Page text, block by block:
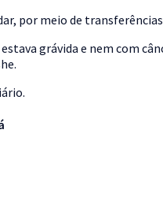
por meio de
grávida e nem com